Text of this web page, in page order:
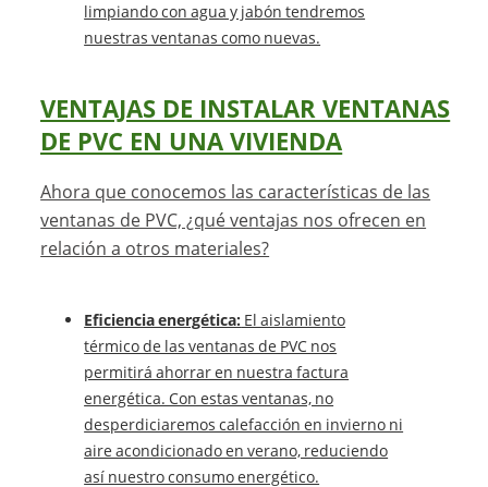
limpiando con agua y jabón tendremos
nuestras ventanas como nuevas.
VENTAJAS DE INSTALAR VENTANAS
DE PVC EN UNA VIVIENDA
Ahora que conocemos las características de las
ventanas de PVC, ¿qué ventajas nos ofrecen en
relación a otros materiales?
Eficiencia energética: El aislamiento
térmico de las ventanas de PVC nos
permitirá ahorrar en nuestra factura
energética. Con estas ventanas, no
desperdiciaremos calefacción en invierno ni
aire acondicionado en verano, reduciendo
así nuestro consumo energético.